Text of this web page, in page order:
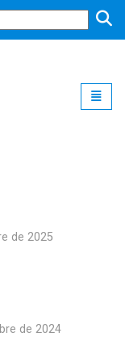
de 2025
de 2024